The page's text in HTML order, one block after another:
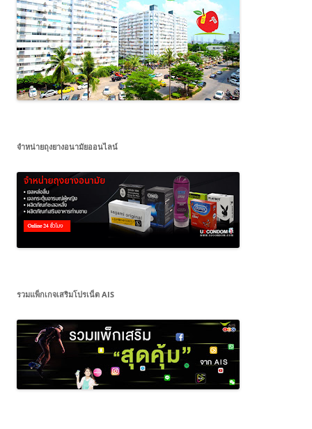
จำหน่ายถุงยางอนามัยออนไลน์
รวมแพ็กเกจเสริมโปรเน็ต AIS